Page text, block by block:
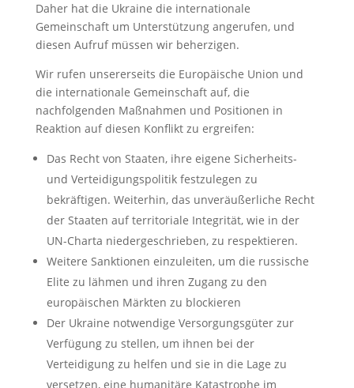
Daher hat die Ukraine die internationale
Gemeinschaft um Unterstützung angerufen, und
diesen Aufruf müssen wir beherzigen.
Wir rufen unsererseits die Europäische Union und
die internationale Gemeinschaft auf, die
nachfolgenden Maßnahmen und Positionen in
Reaktion auf diesen Konflikt zu ergreifen:
Das Recht von Staaten, ihre eigene Sicherheits-
und Verteidigungspolitik festzulegen zu
bekräftigen. Weiterhin, das unveräußerliche Recht
der Staaten auf territoriale Integrität, wie in der
UN-Charta niedergeschrieben, zu respektieren.
Weitere Sanktionen einzuleiten, um die russische
Elite zu lähmen und ihren Zugang zu den
europäischen Märkten zu blockieren
Der Ukraine notwendige Versorgungsgüter zur
Verfügung zu stellen, um ihnen bei der
Verteidigung zu helfen und sie in die Lage zu
versetzen, eine humanitäre Katastrophe im